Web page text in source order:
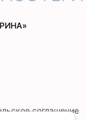
соглашение